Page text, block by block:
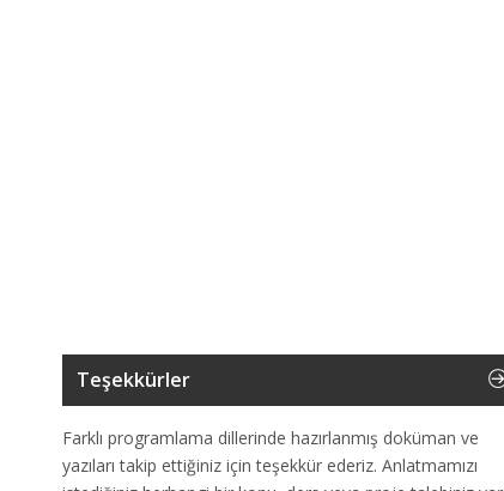
Teşekkürler
Farklı programlama dillerinde hazırlanmış doküman ve
yazıları takip ettiğiniz için teşekkür ederiz. Anlatmamızı